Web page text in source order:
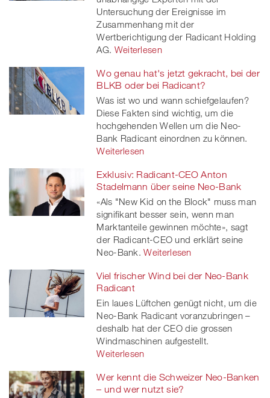
er
Untersuchung der Ereignisse im
Zusammenhang mit der
Wertberichtigung der Radicant Holding
AG. Weiterlesen
Wo genau hat's jetzt gekracht, bei der
BLKB oder bei Radicant?
Was ist wo und wann schiefgelaufen?
Diese Fakten sind wichtig, um die
hochgehenden Wellen um die Neo-
Bank Radicant einordnen zu können.
Weiterlesen
Exklusiv: Radicant-CEO Anton
Stadelmann über seine Neo-Bank
«Als "New Kid on the Block" muss man
signifikant besser sein, wenn man
Marktanteile gewinnen möchte», sagt
der Radicant-CEO und erklärt seine
Neo-Bank. Weiterlesen
Viel frischer Wind bei der Neo-Bank
Radicant
Ein laues Lüftchen genügt nicht, um die
Neo-Bank Radicant voranzubringen –
deshalb hat der CEO die grossen
Windmaschinen aufgestellt.
Weiterlesen
Wer kennt die Schweizer Neo-Banken
– und wer nutzt sie?